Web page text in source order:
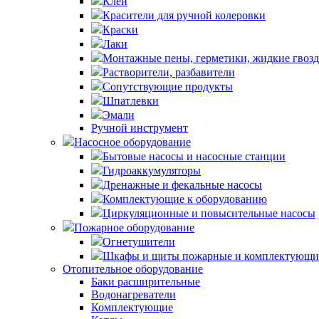
Красители для ручной колеровки
Краски
Лаки
Монтажные пены, герметики, жидкие
Растворители, разбавители
Сопутствующие продукты
Шпатлевки
Эмали
Ручной инструмент
Насосное оборудование
Бытовые насосы и насосные станции
Гидроаккумуляторы
Дренажные и фекальные насосы
Комплектующие к оборудованию
Циркуляционные и повысительные насосы
Пожарное оборудование
Огнетушители
Шкафы и щиты пожарные и
Отопительное оборудование
Баки расширительные
Водонагреватели
Комплектующие